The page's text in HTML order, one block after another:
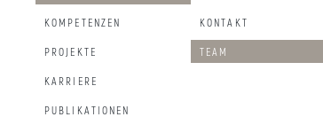
KONTAKT
TEAM
KOMPETENZEN
PROJEKTE
KARRIERE
PUBLIKATIONEN